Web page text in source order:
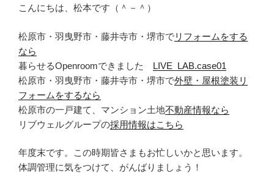
こんにちは、松本です（＾－＾）
松原市・羽曳野市・藤井寺市・堺市でリフォームをする
なら
暮らせるOpenroomできました LIVE_LAB.case01
松原市・羽曳野市・藤井寺市・堺市で外壁・屋根塗装リ
フォームをするなら
松原市の一戸建て、マンション土地不動産情報なら
リブウェルグループの採用情報はこちら
年度末です。この時期皆さまもお忙しいかと思います。
体調管理に気をつけて、がんばりましょう！